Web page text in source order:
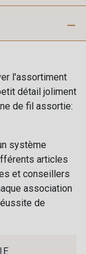
mm
mm
Blanc
Natural
l'assortiment
détail joliment
de fil assortie:
système
articles
et conseillers
association
de